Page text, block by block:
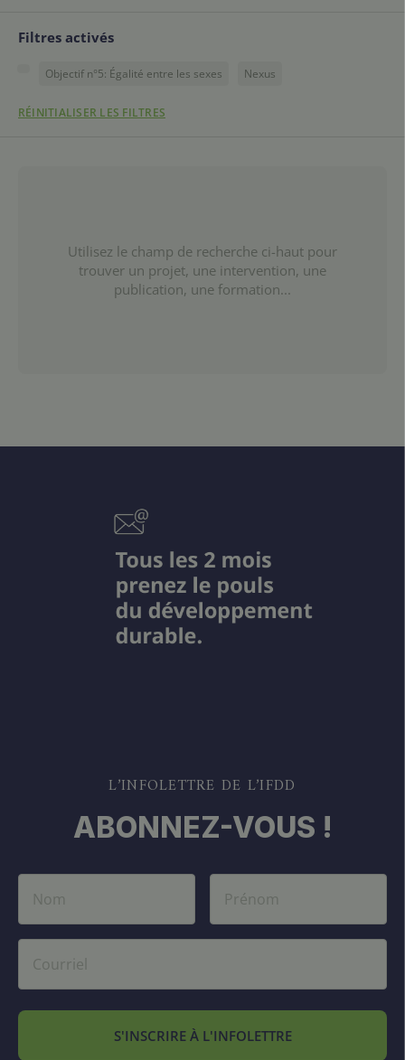
Filtres activés
Objectif n°5: Égalité entre les sexes Nexus
RÉINITIALISER LES FILTRES
Utilisez le champ de recherche ci-haut pour
trouver un projet, une intervention, une
publication, une formation...
L’INFOLETTRE DE L’IFDD
ABONNEZ-VOUS !
S'INSCRIRE À L'INFOLETTRE